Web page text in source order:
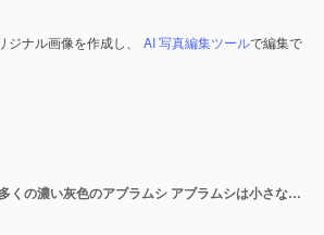
ジナル画像を作成し、 AI 写真編集ツールで編集で
若い植物の茎に多くの濃い灰色のアブラムシ アブラムシは小さな吸虫昆虫です